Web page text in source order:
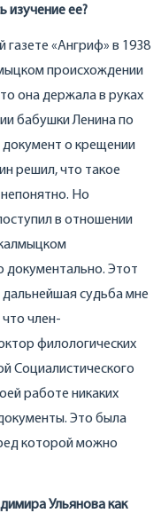
изучение ее?
газете «Ангриф» в 1938
происхождении
она держала в руках
бабушки Ленина по
о крещении
решил, что такое
Но
в отношении
документально. Этот
дальнейшая судьба мне
что член-
филологических
Социалистического
работе никаких
Это была
которой можно
Ульянова как